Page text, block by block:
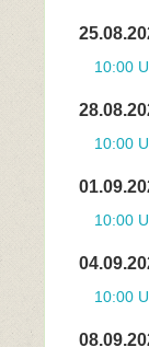
10:00
10:00
10:00
10:00